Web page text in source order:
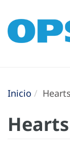
Inicio